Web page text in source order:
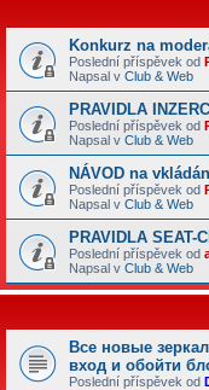
Konkurz na
Poslední příspěvek od
Napsal v Club & Web
PRAVIDLA
Poslední příspěvek od
Napsal v Club & Web
NÁVOD na
Poslední příspěvek od
Napsal v Club & Web
PRAVIDLA SEAT-
Poslední příspěvek od
Napsal v Club & Web
Все новые
вход и обойти
Poslední příspěvek od